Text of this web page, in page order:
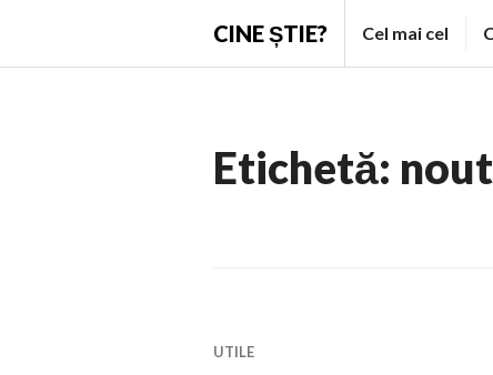
CINE ȘTIE? Cel mai cel
Etichetă:
UTILE